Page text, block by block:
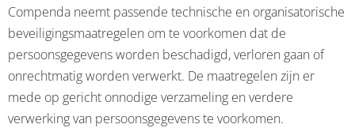
Compenda neemt passende technische en organisatorische
beveiligingsmaatregelen om te voorkomen dat de
persoonsgegevens worden beschadigd, verloren gaan of
onrechtmatig worden verwerkt. De maatregelen zijn er
mede op gericht onnodige verzameling en verdere
verwerking van persoonsgegevens te voorkomen.